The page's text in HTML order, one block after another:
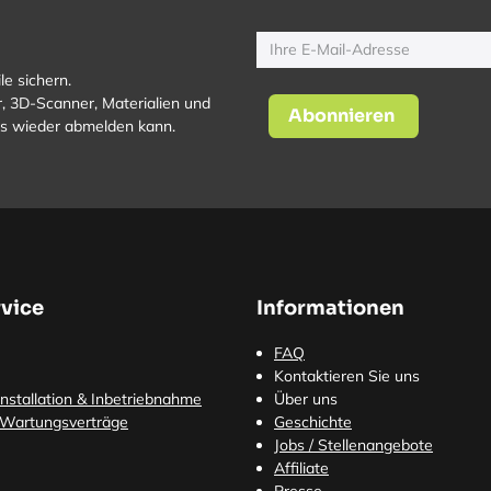
sichern.
3D-Scanner, Materialien und
wieder abmelden kann.
Abonnieren
& Inbetriebnahme
Informationen
FAQ
Kontaktieren Sie uns
Über uns
Geschichte
Jobs / Stellenangebote
Affiliate